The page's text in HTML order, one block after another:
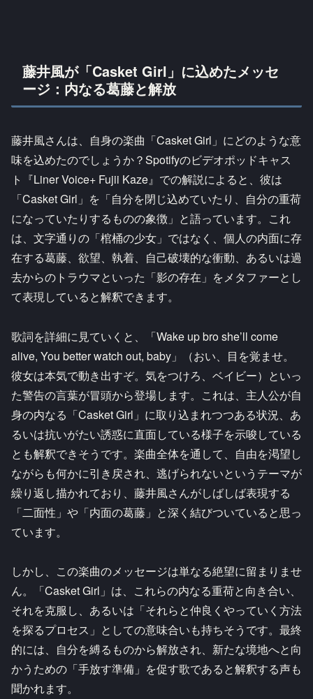
藤井風が「Casket Girl」に込めたメッセ
ージ：内なる葛藤と解放
藤井風さんは、自身の楽曲「Casket Girl」にどのような意
味を込めたのでしょうか？Spotifyのビデオポッドキャス
ト『Liner Voice+ Fujii Kaze』での解説によると、彼は
「Casket Girl」を「自分を閉じ込めていたり、自分の重荷
になっていたりするものの象徴」と語っています。これ
は、文字通りの「棺桶の少女」ではなく、個人の内面に存
在する葛藤、欲望、執着、自己破壊的な衝動、あるいは過
去からのトラウマといった「影の存在」をメタファーとし
て表現していると解釈できます。
歌詞を詳細に見ていくと、「Wake up bro she’ll come
alive, You better watch out, baby」（おい、目を覚ませ。
彼女は本気で動き出すぞ。気をつけろ、ベイビー）といっ
た警告の言葉が冒頭から登場します。これは、主人公が自
身の内なる「Casket Girl」に取り込まれつつある状況、あ
るいは抗いがたい誘惑に直面している様子を示唆している
とも解釈できそうです。楽曲全体を通して、自由を渇望し
ながらも何かに引き戻され、逃げられないというテーマが
繰り返し描かれており、藤井風さんがしばしば表現する
「二面性」や「内面の葛藤」と深く結びついていると思っ
ています。
しかし、この楽曲のメッセージは単なる絶望に留まりませ
ん。「Casket Girl」は、これらの内なる重荷と向き合い、
それを克服し、あるいは「それらと仲良くやっていく方法
を探るプロセス」としての意味合いも持ちそうです。最終
的には、自分を縛るものから解放され、新たな境地へと向
かうための「手放す準備」を促す歌であると解釈する声も
聞かれます。